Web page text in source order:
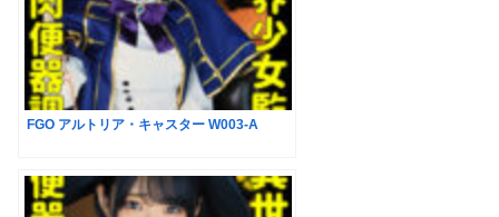
FGO アルトリア・キャスター W003-A